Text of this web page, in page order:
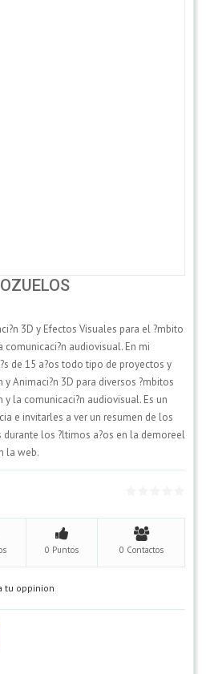
3D y Efectos Visuales para el ?mbito
comunicaci?n audiovisual. En mi
de 15 a?os todo tipo de proyectos y
Animaci?n 3D para diversos ?mbitos
y la comunicaci?n audiovisual. Es un
e invitarles a ver un resumen de los
los ?ltimos a?os en la demoreel
la web.
0 Puntos 0 Contactos
tu oppinion